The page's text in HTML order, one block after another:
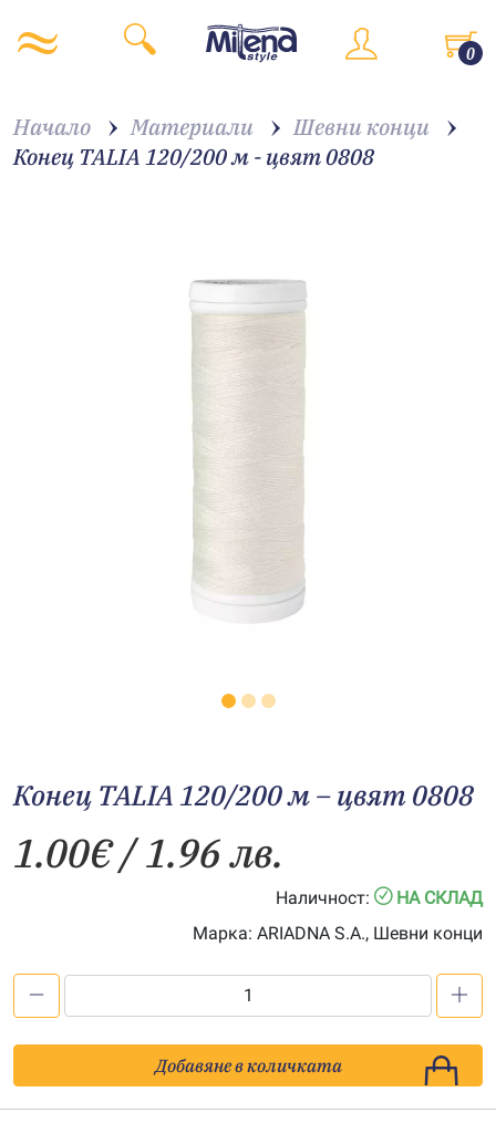
0
Начало Материали
Шевни конци
Конец TALIA 120/200 м - цвят 0808
Конец TALIA 120/200 м – цвят 0808
1.00€/ 1.96 лв.
Наличност:
НА СКЛАД
Марка: ARIADNA S.A., Шевни конци
TALIA
120/200
Добавяне в количката